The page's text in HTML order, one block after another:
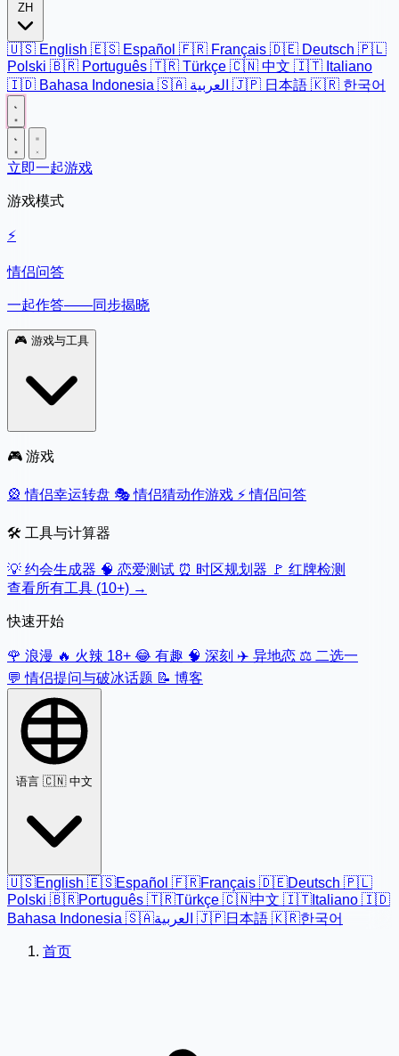
ZH
🇺🇸 English 🇪🇸 Español 🇫🇷 Français 🇩🇪 Deutsch 🇵🇱
Polski 🇧🇷 Português 🇹🇷 Türkçe 🇨🇳 中文 🇮🇹 Italiano
🇮🇩 Bahasa Indonesia 🇸🇦 🇯🇵 日本語 🇰🇷 한국어
立即一起游戏
游戏模式
⚡
情侣问答
一起作答——同步揭晓
🎮 游戏与工具
🎮 游戏
🎡 情侣幸运转盘 🎭 情侣猜动作游戏 ⚡ 情侣问答
🛠️ 工具与计算器
💡 约会生成器 🧠 恋爱测试 ⏰ 时区规划器 🚩 红牌检测
查看所有工具 (10+) →
快速开始
🌹 浪漫 🔥 火辣 18+ 😂 有趣 🧠 深刻 ✈️ 异地恋 ⚖️ 二选一
💬 情侣提问与破冰话题 📝 博客
语言 🇨🇳 中文
🇺🇸English 🇪🇸Español 🇫🇷Français 🇩🇪Deutsch 🇵🇱
Polski 🇧🇷Português 🇹🇷Türkçe 🇨🇳中文 🇮🇹 Italiano 🇮🇩
Bahasa Indonesia 🇸🇦 🇯🇵日本語 🇰🇷한국어
首页